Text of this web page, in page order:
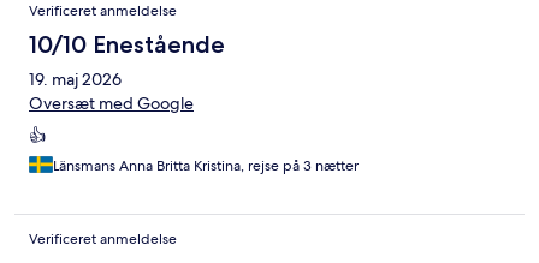
Verificeret anmeldelse
10/10 Enestående
19. maj 2026
Oversæt med Google
👍
Länsmans Anna Britta Kristina, rejse på 3 nætter
Verificeret anmeldelse